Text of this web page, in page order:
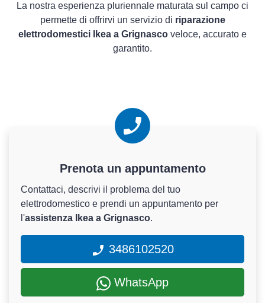
La nostra esperienza pluriennale maturata sul campo ci
permette di offrirvi un servizio di riparazione
elettrodomestici Ikea a Grignasco veloce, accurato e
garantito.
Prenota un appuntamento
Contattaci, descrivi il problema del tuo
elettrodomestico e prendi un appuntamento per
l'assistenza Ikea a Grignasco.
3486102520
WhatsApp